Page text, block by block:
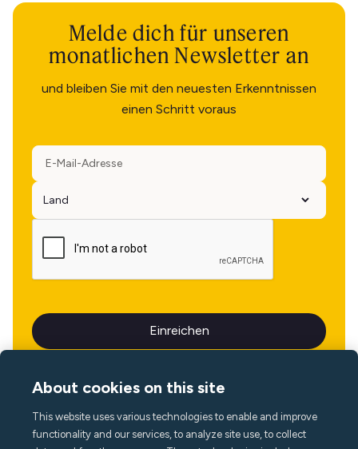
Melde dich für unseren
monatlichen Newsletter an
und bleiben Sie mit den neuesten Erkenntnissen
einen Schritt voraus
Sprache
About cookies on this site
This website uses various technologies to enable and improve
functionality and our services, to analyze site use, to collect